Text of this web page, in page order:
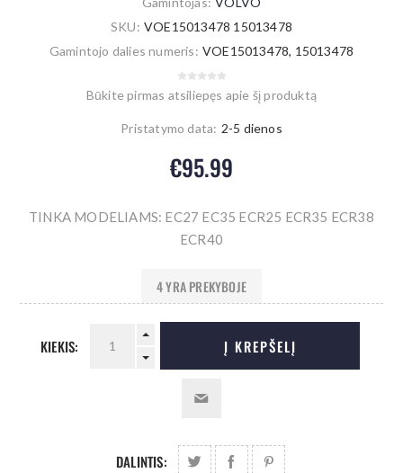
SKU: VOE15013478 15013478
Gamintojo dalies numeris: VOE15013478, 15013478
Būkite pirmas atsiliepęs apie šį produktą
Pristatymo data: 2-5 dienos
€95.99
TINKA MODELIAMS: EC27 EC35 ECR25 ECR35 ECR38
ECR40
4 YRA PREKYBOJE
KIEKIS: Į KREPŠELĮ
DALINTIS: